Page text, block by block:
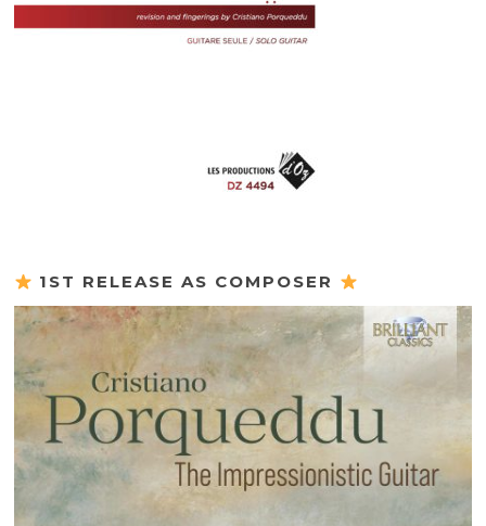
1ST RELEASE AS COMPOSER